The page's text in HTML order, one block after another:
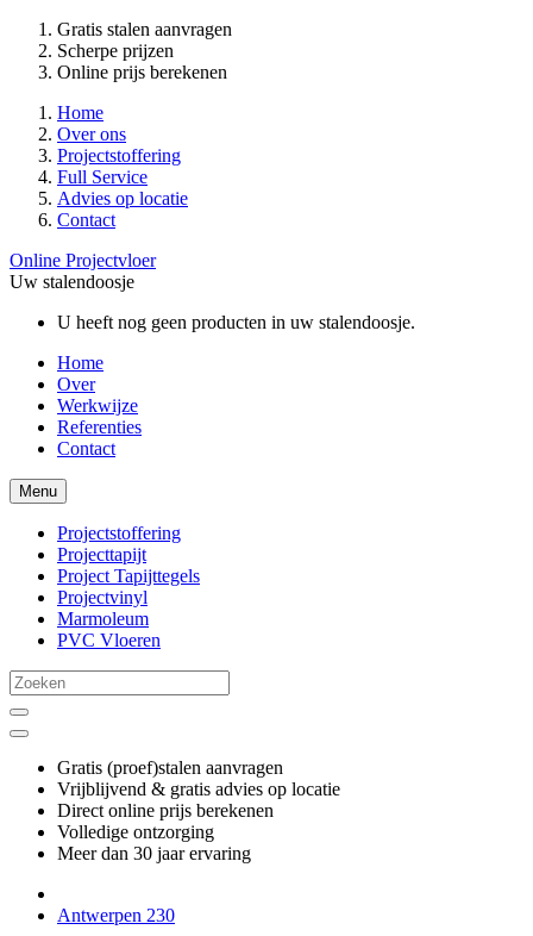
Gratis stalen aanvragen
Scherpe prijzen
Online prijs berekenen
Home
Over ons
Projectstoffering
Full Service
Advies op locatie
Contact
Online Projectvloer
Uw stalendoosje
U heeft nog geen producten in uw stalendoosje.
Home
Over
Werkwijze
Referenties
Contact
Menu
Projectstoffering
Projecttapijt
Project Tapijttegels
Projectvinyl
Marmoleum
PVC Vloeren
Gratis (proef)stalen aanvragen
Vrijblijvend & gratis advies op locatie
Direct online prijs berekenen
Volledige ontzorging
Meer dan 30 jaar ervaring
Antwerpen 230